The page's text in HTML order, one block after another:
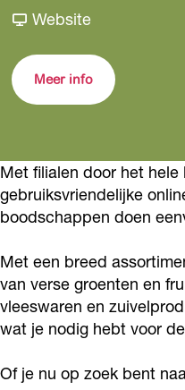
e
t
H
e
j
n
a
A
r
t
H
e
i
j
n
l
e
e
i
n
Websitev
n
A
e
r
H
e
i
n
Meer info
Met filialen door het hele
gebruiksvriendelijke
boodschappen doen
Met een breed
van verse groenten en
vleeswaren en
wat je nodig hebt voor
Of je nu op zoek bent